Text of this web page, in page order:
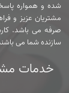
شده و همواره
مشتریان عزیز و
صرفه می باشد.
سازنده شما می
خدمات